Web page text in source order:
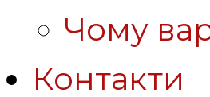
Чому
Контакти